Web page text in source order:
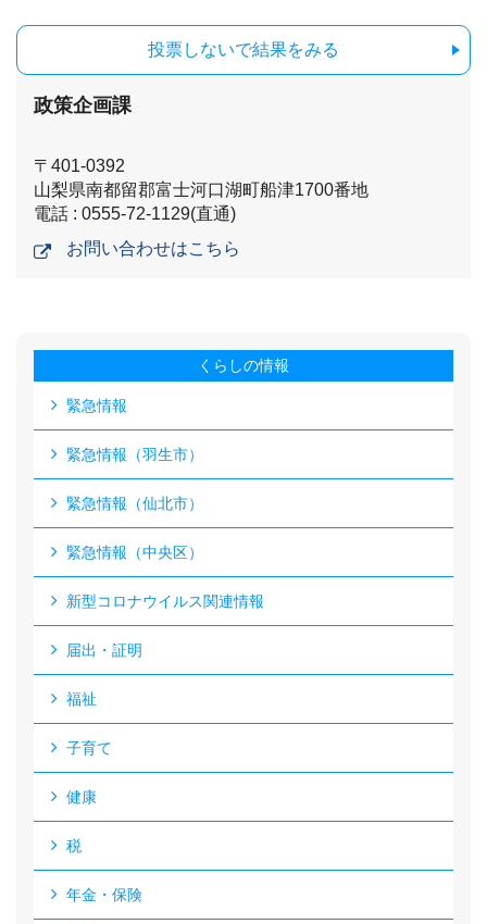
投票しないで結果をみる
政策企画課
〒401-0392
山梨県南都留郡富士河口湖町船津1700番地
電話 : 0555-72-1129(直通)
お問い合わせはこちら
くらしの情報
緊急情報
緊急情報（羽生市）
緊急情報（仙北市）
緊急情報（中央区）
新型コロナウイルス関連情報
届出・証明
福祉
子育て
健康
税
年金・保険